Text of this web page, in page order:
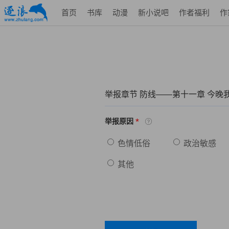
首页 书库 动漫 新小说吧 作者福利 作
举报章节 防线——第十一章 今晚
举报原因 *
色情低俗 政治敏感
其他